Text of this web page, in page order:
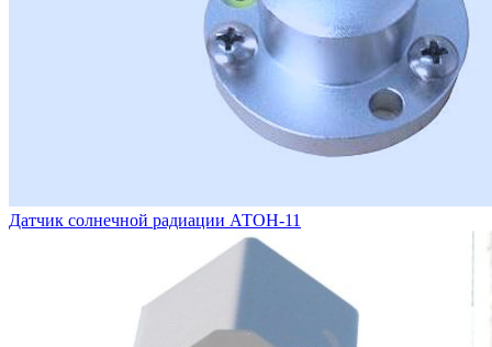
Датчик солнечной радиации АТОН-11